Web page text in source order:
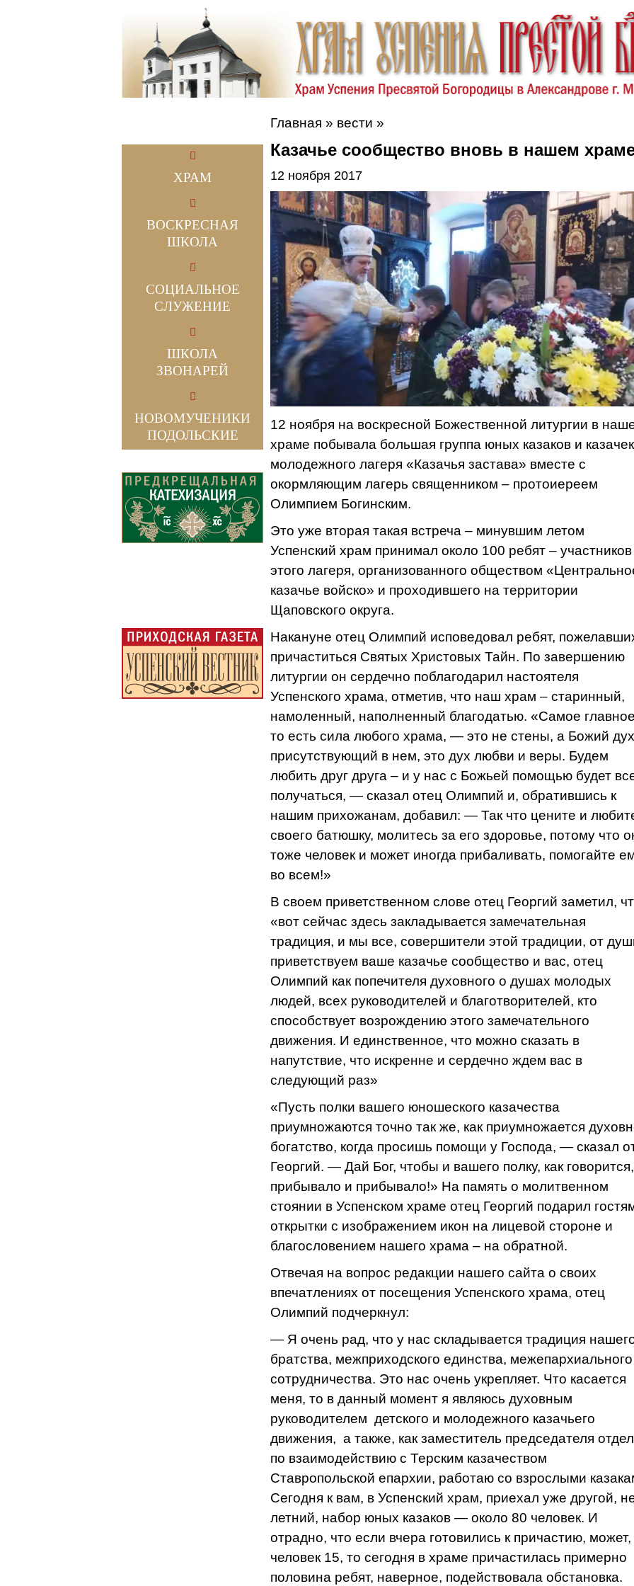
ХРАМ
ВОСКРЕСНАЯ
ШКОЛА
СОЦИАЛЬНОЕ
СЛУЖЕНИЕ
ШКОЛА
ЗВОНАРЕЙ
НОВОМУЧЕНИКИ
ПОДОЛЬСКИЕ
Главная » вести »
Казачье сообщество вновь в нашем
12 ноября 2017
12 ноября на воскресной Божественной литургии в
храме побывала большая группа юных казаков и
молодежного лагеря «Казачья застава» вместе с
окормляющим лагерь священником – протоиереем
Олимпием Богинским.
Это уже вторая такая встреча – минувшим летом
Успенский храм принимал около 100 ребят – участников
этого лагеря, организованного обществом
казачье войско» и проходившего на территории
Щаповского округа.
Накануне отец Олимпий исповедовал ребят,
причаститься Святых Христовых Тайн. По завершению
литургии он сердечно поблагодарил настоятеля
Успенского храма, отметив, что наш храм – старинный,
намоленный, наполненный благодатью. «Самое
то есть сила любого храма, — это не стены, а Божий
присутствующий в нем, это дух любви и веры. Будем
любить друг друга – и у нас с Божьей помощью будет
получаться, — сказал отец Олимпий и, обратившись к
нашим прихожанам, добавил: — Так что цените и
своего батюшку, молитесь за его здоровье, потому что
тоже человек и может иногда прибаливать, помогайте
во всем!»
В своем приветственном слове отец Георгий заметил,
«вот сейчас здесь закладывается замечательная
традиция, и мы все, совершители этой традиции, от
приветствуем ваше казачье сообщество и вас, отец
Олимпий как попечителя духовного о душах молодых
людей, всех руководителей и благотворителей, кто
способствует возрождению этого замечательного
движения. И единственное, что можно сказать в
напутствие, что искренне и сердечно ждем вас в
следующий раз»
«Пусть полки вашего юношеского казачества
приумножаются точно так же, как приумножается
богатство, когда просишь помощи у Господа, — сказал
Георгий. — Дай Бог, чтобы и вашего полку, как говорится,
прибывало и прибывало!» На память о молитвенном
стоянии в Успенском храме отец Георгий подарил
открытки с изображением икон на лицевой стороне и
благословением нашего храма – на обратной.
Отвечая на вопрос редакции нашего сайта о своих
впечатлениях от посещения Успенского храма, отец
Олимпий подчеркнул:
— Я очень рад, что у нас складывается традиция
братства, межприходского единства, межепархиального
сотрудничества. Это нас очень укрепляет. Что касается
меня, то в данный момент я являюсь духовным
руководителем детского и молодежного казачьего
движения, а также, как заместитель председателя
по взаимодействию с Терским казачеством
Ставропольской епархии, работаю со взрослыми
Сегодня к вам, в Успенский храм, приехал уже другой,
летний, набор юных казаков — около 80 человек. И
отрадно, что если вчера готовились к причастию, может,
человек 15, то сегодня в храме причастилась примерно
половина ребят, наверное, подействовала обстановка.